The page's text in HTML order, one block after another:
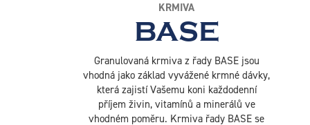
KRMIVA
BASE
Granulovaná krmiva z řady BASE jsou
vhodná jako základ vyvážené krmné dávky,
která zajistí Vašemu koni každodenní
příjem živin, vitamínů a minerálů ve
vhodném poměru. Krmiva řady BASE se